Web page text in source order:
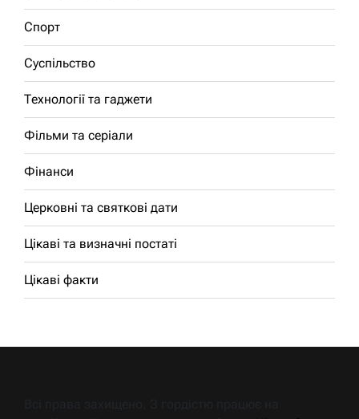
Спорт
Суспільство
Технології та гаджети
Фільми та серіали
Фінанси
Церковні та святкові дати
Цікаві та визначні постаті
Цікаві факти